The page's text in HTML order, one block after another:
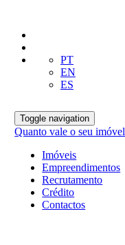
PT
EN
ES
Toggle navigation
Quanto vale o seu imóvel
Imóveis
Empreendimentos
Recrutamento
Crédito
Contactos